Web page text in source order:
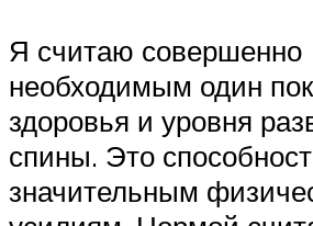
Я считаю совершенно
необходимым один
здоровья и уровня
спины. Это
значительным